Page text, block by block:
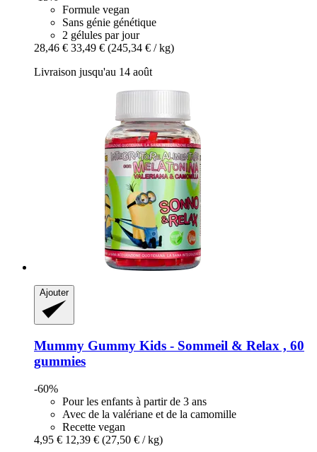
Formule vegan
Sans génie génétique
2 gélules par jour
28,46 € 33,49 € (245,34 € / kg)
Livraison jusqu'au 14 août
Ajouter
Mummy Gummy Kids -​ Sommeil & Relax , 60
gummies
-60%
Pour les enfants à partir de 3 ans
Avec de la valériane et de la camomille
Recette vegan
4,95 € 12,39 € (27,50 € / kg)